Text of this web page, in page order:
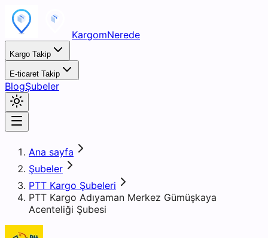
KargomNerede
Kargo Takip
E-ticaret Takip
BlogŞubeler
Ana sayfa
Şubeler
PTT Kargo Şubeleri
PTT Kargo Adıyaman Merkez Gümüşkaya
Acenteliği Şubesi